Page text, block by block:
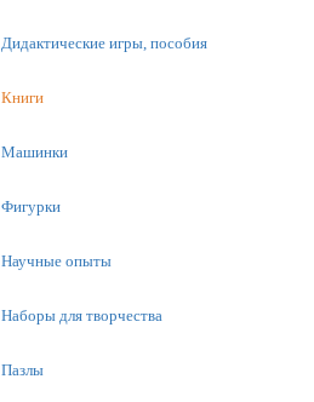
Дидактические игры, пособия
Книги
Машинки
Фигурки
Научные опыты
Наборы для творчества
Пазлы